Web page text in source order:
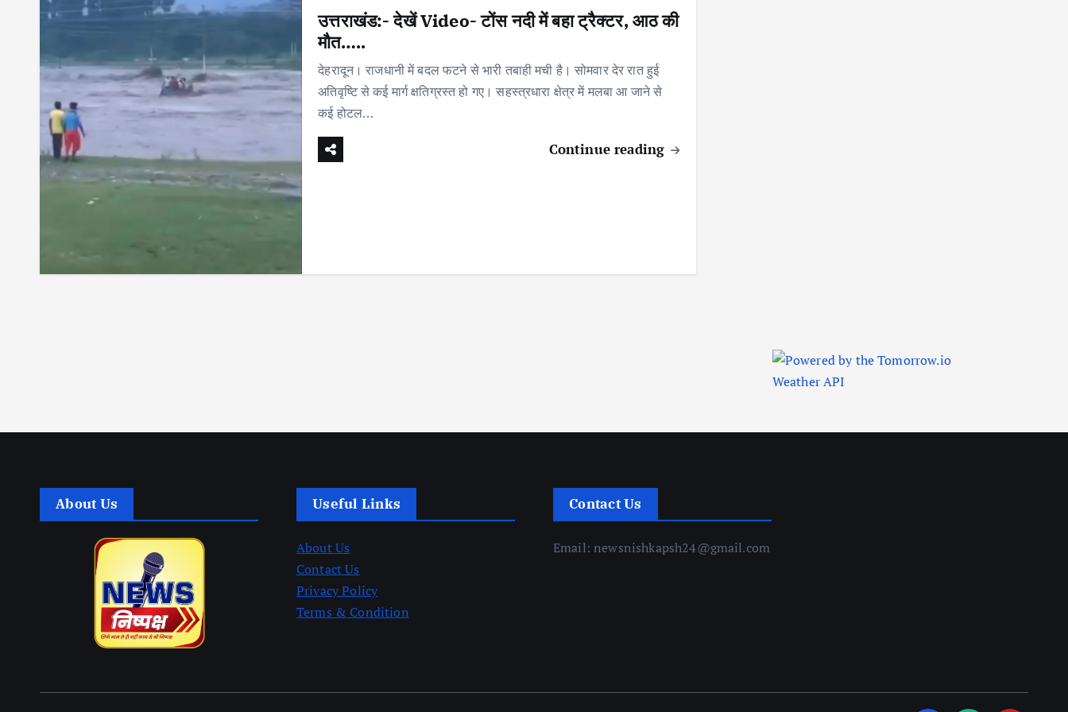
उत्तराखंड:- देखें Video- टोंस नदी में बहा ट्रैक्टर, आठ की
मौत…..
देहरादून। राजधानी में बदल फटने से भारी तबाही मची है। सोमवार देर रात हुई
अतिवृष्टि से कई मार्ग क्षतिग्रस्त हो गए। सहस्त्रधारा क्षेत्र में मलबा आ जाने से
कई होटल…
Continue reading
About Us Useful Links
About Us
Contact Us
Privacy Policy
Terms & Condition
Contact Us
Email: newsnishkapsh24@gmail.com